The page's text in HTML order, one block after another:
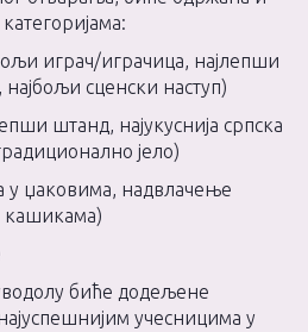
играч/играчица, најлепши
сценски наступ)
штанд, најукуснија српска
јело)
у џаковима, надвлачење
кашикама)
биће додељене
учесницима у